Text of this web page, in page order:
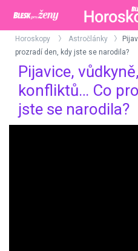
Horoskopy Astročlánky
prozradí den, kdy jste se narodila?
Pijavice,
konfliktů… Co
jste se narodila?